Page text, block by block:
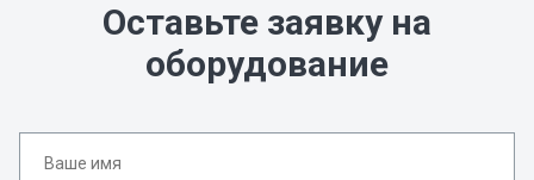
Оставьте заявку на
оборудование